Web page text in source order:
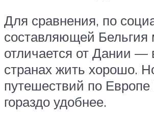
Для сравнения, по
составляющей Бельгия
отличается от Дании —
странах жить хорошо.
путешествий по Европе
гораздо удобнее.